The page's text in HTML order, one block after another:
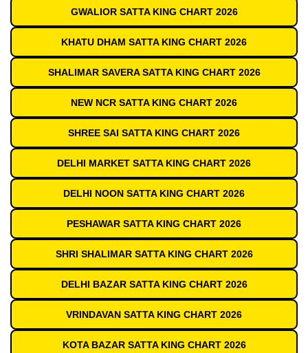
GWALIOR SATTA KING CHART 2026
KHATU DHAM SATTA KING CHART 2026
SHALIMAR SAVERA SATTA KING CHART 2026
NEW NCR SATTA KING CHART 2026
SHREE SAI SATTA KING CHART 2026
DELHI MARKET SATTA KING CHART 2026
DELHI NOON SATTA KING CHART 2026
PESHAWAR SATTA KING CHART 2026
SHRI SHALIMAR SATTA KING CHART 2026
DELHI BAZAR SATTA KING CHART 2026
VRINDAVAN SATTA KING CHART 2026
KOTA BAZAR SATTA KING CHART 2026